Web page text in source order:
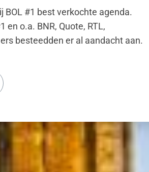
BOL #1 best verkochte agenda.
en o.a. BNR, Quote, RTL,
besteedden er al aandacht aan.